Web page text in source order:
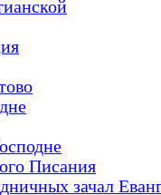
Писания
зачал